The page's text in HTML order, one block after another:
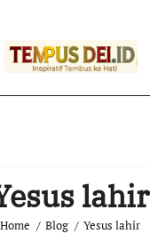
lahir
Home Blog Yesus lahir